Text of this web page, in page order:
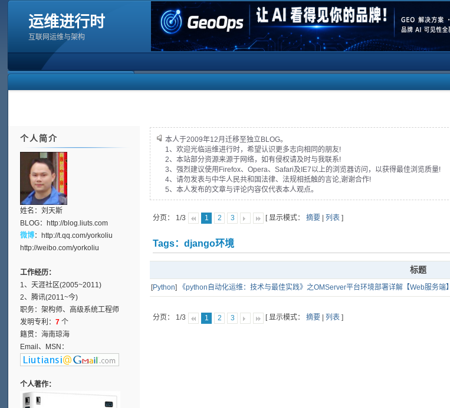
运维进行时
互联网运维与架构
本人于2009年12月迁移至独立BLOG。
1、欢迎光临运维进行时，希望认识更多志向相同的朋友!
2、本站部分资源来源于网络，如有侵权请及时与我联系!
3、强烈建议使用Firefox、Opera、Safari及IE7以上的浏览器访问，以获得最佳浏览质量!
4、请勿发表与中华人民共和国法律、法规相抵触的言论,谢谢合作!
5、本人发布的文章与评论内容仅代表本人观点。
分页： 1/3 1 2 3 [ 显示模式：摘要 |列表 ]
Tags：django环境
标题
[Python] 《python自动化运维：技术与最佳实践》之OMServer平台环境部署详解【Web服务端】
分页： 1/3 1 2 3 [ 显示模式：摘要 |列表 ]
个人简介
姓名：刘天斯
BLOG：http://blog.liuts.com
微博：http://t.qq.com/yorkoliu
http://weibo.com/yorkoliu
工作经历：
1、天涯社区(2005~2011)
2、腾讯(2011~今)
职务：架构师、高级系统工程师
发明专利：7 个
籍贯：海南琼海
Email、MSN：
个人著作：